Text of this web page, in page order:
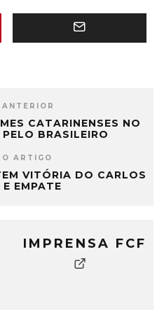
CATARINENSES NO
BRASILEIRO
ARTIGO
VITÓRIA DO CARLOS
E EMPATE
IMPRENSA FCF